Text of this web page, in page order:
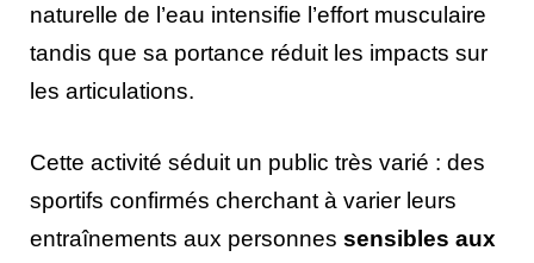
naturelle de l’eau intensifie l’effort musculaire
tandis que sa portance réduit les impacts sur
les articulations.
Cette activité séduit un public très varié : des
sportifs confirmés cherchant à varier leurs
entraînements aux personnes sensibles aux